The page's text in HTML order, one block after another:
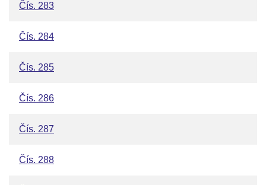
Čís. 283
Čís. 284
Čís. 285
Čís. 286
Čís. 287
Čís. 288